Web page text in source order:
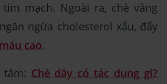
mạch. Ngoài ra, chè vằng
ngừa cholesterol xấu, đẩy
cao.
Chè dây có tác dụng gì?